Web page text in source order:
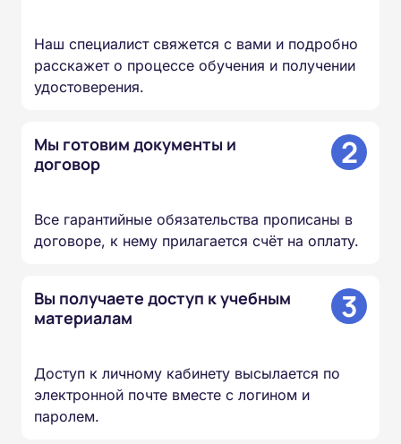
Наш специалист свяжется с вами и подробно
расскажет о процессе обучения и получении
удостоверения.
Мы готовим документы и
договор
2
Все гарантийные обязательства прописаны в
договоре, к нему прилагается счёт на оплату.
Вы получаете доступ к учебным
материалам
3
Доступ к личному кабинету высылается по
электронной почте вместе с логином и
паролем.